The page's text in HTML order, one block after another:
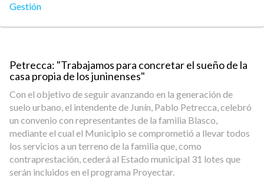
Gestión
Petrecca: "Trabajamos para concretar el sueño de la
casa propia de los juninenses"
Con el objetivo de seguir avanzando en la generación de
suelo urbano, el intendente de Junín, Pablo Petrecca, celebró
un convenio con representantes de la familia Blasco,
mediante el cual el Municipio se comprometió a llevar todos
los servicios a un terreno de la familia que, como
contraprestación, cederá al Estado municipal 31 lotes que
serán incluidos en el programa Proyectar.